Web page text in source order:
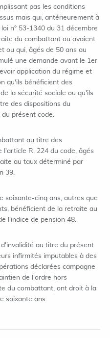
pas les conditions
mais qui, antérieurement à
n° 53-1340 du 31 décembre
du combattant ou avaient
ou qui, âgés de 50 ans au
une demande avant le 1er
application du régime et
qu'ils bénéficient des
la sécurité sociale ou qu'ils
des dispositions du
présent code.
au titre des
l'article R. 224 du code, âgés
au taux déterminé par
39.
soixante-cinq ans, autres que
bénéficient de la retraite au
l'indice de pension 48.
au titre du présent
infirmités imputables à des
déclarées campagne
de l'ordre hors
du combattant, ont droit à la
soixante ans.